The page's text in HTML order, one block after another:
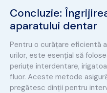
Concluzie:
aparatului dentar
Pentru o curățare eficientă
urilor, este esențial să
periuțe interdentare,
fluor. Aceste metode
pregătesc dinții pentru